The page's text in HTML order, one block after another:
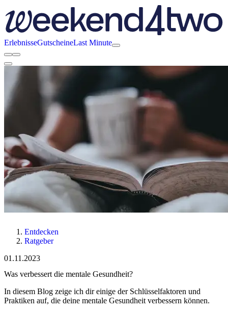
ErlebnisseGutscheineLast Minute
Entdecken
Ratgeber
01.11.2023
Was verbessert die mentale Gesundheit?
In diesem Blog zeige ich dir einige der Schlüsselfaktoren und
Praktiken auf, die deine mentale Gesundheit verbessern können.